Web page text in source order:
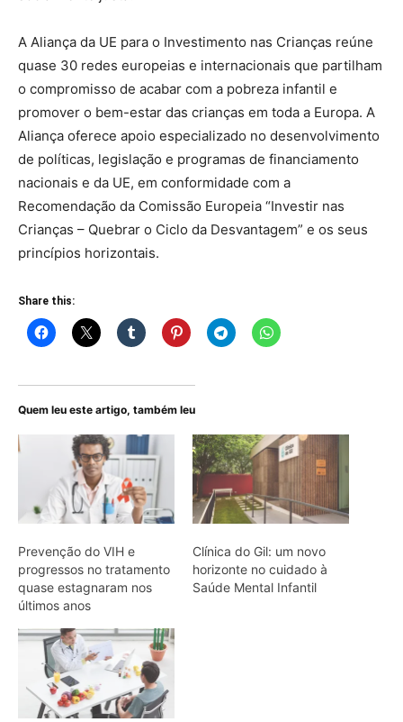
A Aliança da UE para o Investimento nas Crianças reúne
quase 30 redes europeias e internacionais que partilham
o compromisso de acabar com a pobreza infantil e
promover o bem-estar das crianças em toda a Europa. A
Aliança oferece apoio especializado no desenvolvimento
de políticas, legislação e programas de financiamento
nacionais e da UE, em conformidade com a
Recomendação da Comissão Europeia “Investir nas
Crianças – Quebrar o Ciclo da Desvantagem” e os seus
princípios horizontais.
Share this:
Quem leu este artigo, também leu
Prevenção do VIH e
progressos no tratamento
quase estagnaram nos
últimos anos
Clínica do Gil: um novo
horizonte no cuidado à
Saúde Mental Infantil